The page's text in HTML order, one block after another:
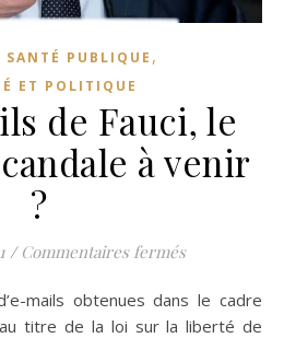
SANTÉ PUBLIQUE ,
ET POLITIQUE
de Fauci, le
à venir
?
/ Commentaires ferméssur Les e-
titre de la loi sur la liberté de